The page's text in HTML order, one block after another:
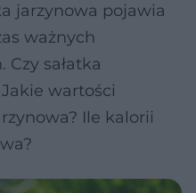
jarzynowa pojawia
ważnych
sałatka
wartości
Ile kalorii